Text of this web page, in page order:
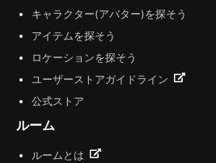
キャラクター(アバター)を探そう
アイテムを探そう
ロケーションを探そう
ユーザーストアガイドライン
公式ストア
ルーム
ルームとは